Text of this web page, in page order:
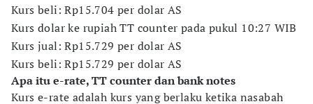
Kurs beli: Rp15.704 per dolar AS
Kurs dolar ke rupiah TT counter pada pukul 10:27 WIB
Kurs jual: Rp15.729 per dolar AS
Kurs beli: Rp15.729 per dolar AS
Apa itu e-rate, TT counter dan bank notes
Kurs e-rate adalah kurs yang berlaku ketika nasabah